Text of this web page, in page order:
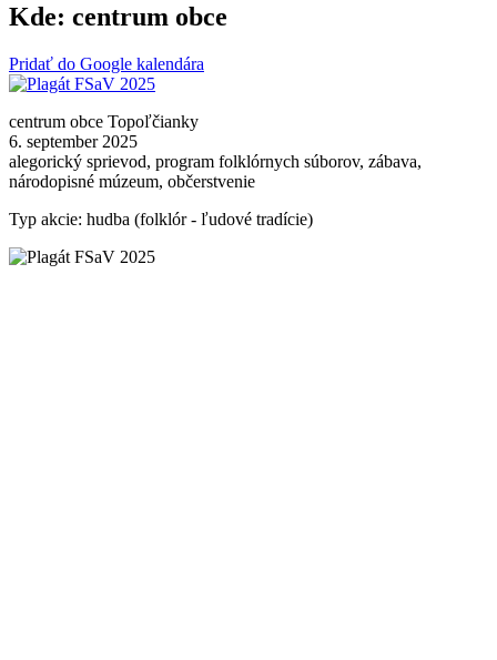
Kde: centrum obce
Pridať do Google kalendára
centrum obce Topoľčianky
6. september 2025
alegorický sprievod, program folklórnych súborov, zábava,
národopisné múzeum, občerstvenie
Typ akcie: hudba (folklór - ľudové tradície)